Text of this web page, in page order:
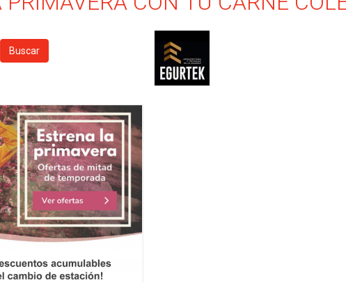
Buscar